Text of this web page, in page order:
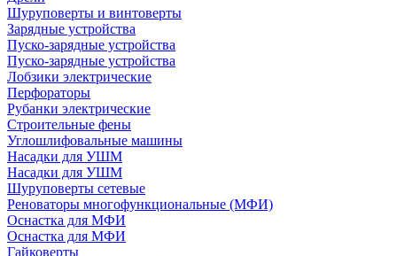
Шуруповерты и винтоверты
Зарядные устройства
Пуско-зарядные устройства
Пуско-зарядные устройства
Лобзики электрические
Перфораторы
Рубанки электрические
Строительные фены
Углошлифовальные машины
Насадки для УШМ
Насадки для УШМ
Шуруповерты сетевые
Реноваторы многофункциональные (МФИ)
Оснастка для МФИ
Оснастка для МФИ
Гайковерты